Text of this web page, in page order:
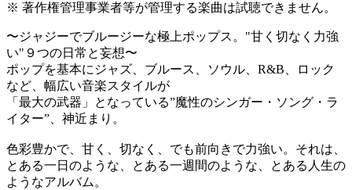
※ 著作権管理事業者等が管理する楽曲は試聴できません。
〜ジャジーでブルージーな極上ポップス。"甘く切なく力強
い"９つの日常と妄想〜
ポップを基本にジャズ、ブルース、ソウル、R&B、ロック
など、幅広い音楽スタイルが
「最大の武器」となっている”魔性のシンガー・ソング・ラ
イター”、神近まり。
色彩豊かで、甘く、切なく、でも前向きで力強い。それは、
とある一日のような、とある一週間のような、とある人生の
ようなアルバム。